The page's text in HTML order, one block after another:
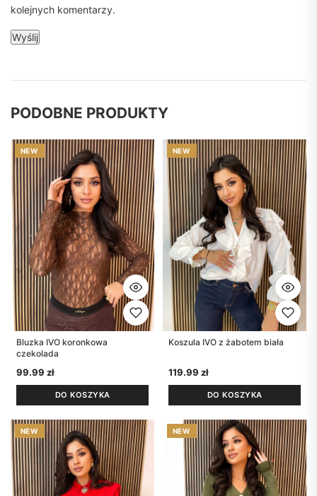
kolejnych komentarzy.
PODOBNE PRODUKTY
Bluzka IVO koronkowa
czekolada
99.99 zł
DO KOSZYKA
Koszula IVO z żabotem biała
119.99 zł
DO KOSZYKA